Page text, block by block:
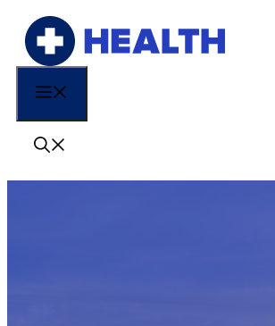
Sari
conținut